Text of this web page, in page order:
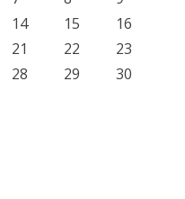
14 15
16
21 22
23
28 29
30